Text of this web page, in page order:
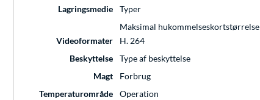
Lagringsmedie
Typer
Maksimal hukommelseskortstørrelse
Videoformater
H. 264
Beskyttelse
Type af beskyttelse
Magt
Forbrug
Temperaturområde
Operation